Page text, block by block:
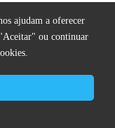
ajudam a oferecer
ou continuar